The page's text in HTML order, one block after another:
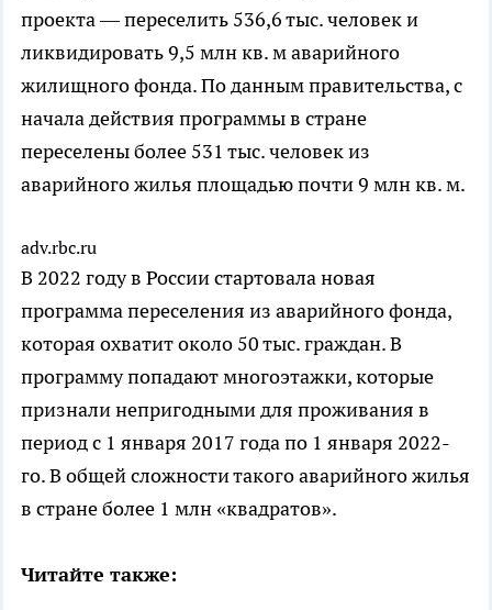
проекта — переселить 536,6 тыс. человек и
ликвидировать 9,5 млн кв. м аварийного
жилищного фонда. По данным правительства, с
начала действия программы в стране
переселены более 531 тыс. человек из
аварийного жилья площадью почти 9 млн кв. м.
adv.rbc.ru
В 2022 году в России стартовала новая
программа переселения из аварийного фонда,
которая охватит около 50 тыс. граждан. В
программу попадают многоэтажки, которые
признали непригодными для проживания в
период с 1 января 2017 года по 1 января 2022-
го. В общей сложности такого аварийного жилья
в стране более 1 млн «квадратов».
Читайте также: